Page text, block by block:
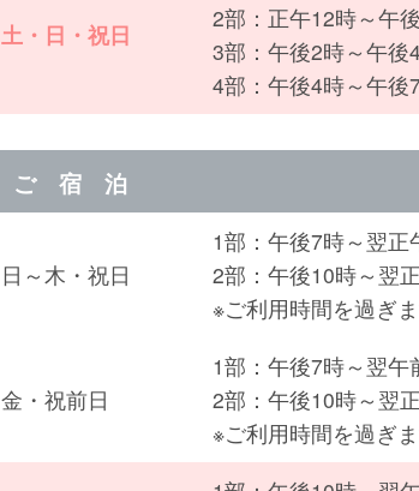
土・日・祝日
2部：正午12時～午
3部：午後2時～午後
4部：午後4時～午後
ご 宿 泊
日～木・祝日
1部：午後7時～翌正
2部：午後10時～翌
※ご利用時間を過ぎ
金・祝前日
1部：午後7時～翌午
2部：午後10時～翌
※ご利用時間を過ぎ